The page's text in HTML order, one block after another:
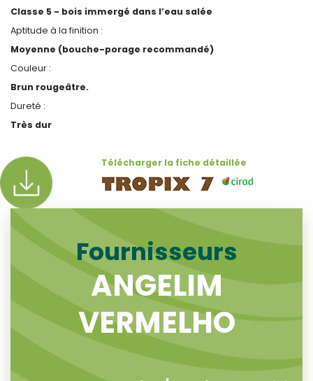
Classe 5 - bois immergé dans l’eau salée
Aptitude à la finition :
Moyenne (bouche-porage recommandé)
Couleur :
Brun rougeâtre.
Dureté :
Très dur
Télécharger la fiche détaillée
Fournisseurs
ANGELIM
VERMELHO